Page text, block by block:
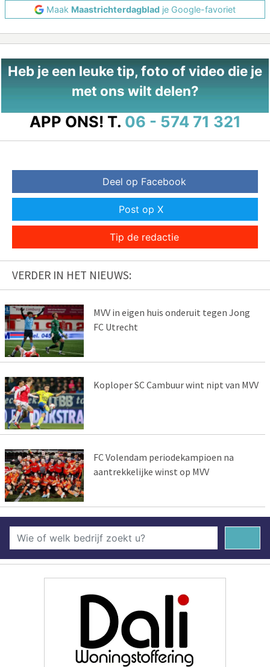
Maak Maastrichterdagblad je Google-favoriet
Heb je een leuke tip, foto of video die je
met ons wilt delen?
APP ONS! T. 06 - 574 71 321
Deel op Facebook
Post op X
Tip de redactie
VERDER IN HET NIEUWS:
MVV in eigen huis onderuit tegen Jong
FC Utrecht
Koploper SC Cambuur wint nipt van MVV
FC Volendam periodekampioen na
aantrekkelijke winst op MVV